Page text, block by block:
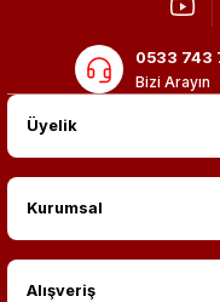
0533 743
Bizi Arayın
Üyelik
Kurumsal
Alışveriş